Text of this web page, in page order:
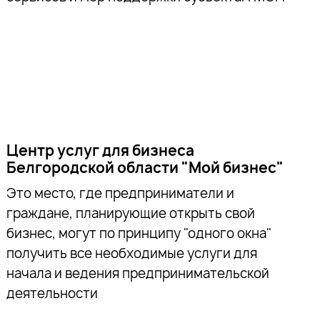
Центр услуг для бизнеса
Белгородской области "Мой бизнес"
Это место, где предприниматели и
граждане, планирующие открыть свой
бизнес, могут по принципу "одного окна"
получить все необходимые услуги для
начала и ведения предпринимательской
деятельности